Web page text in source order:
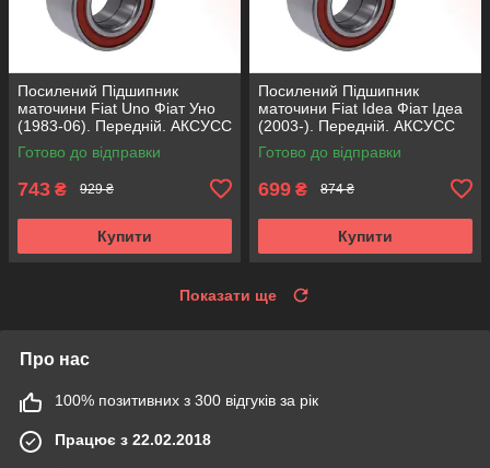
Посилений Підшипник
маточини Fiat Uno Фіат Уно
(1983-06). Передній. АКСУСС
Корея! VKBA1410 , R182.60 ,
713696100
Готово до відправки
743 ₴ 929 ₴
Купити
Посилений Підшипник
маточини Fiat Idea Фіат Ідеа
(2003-). Передній. АКСУСС
Корея! VKBA3538 , R158.44 ,
713690750
Готово до відправки
699 ₴ 874 ₴
Купити
Показати ще
Про нас
100% позитивних з 300 відгуків за рік
Працює з 22.02.2018